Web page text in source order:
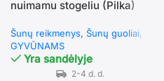
nuimamu stogeliu (Pilka)
Šunų reikmenys Šunų guoliai
GYVŪNAMS
Yra sandėlyje